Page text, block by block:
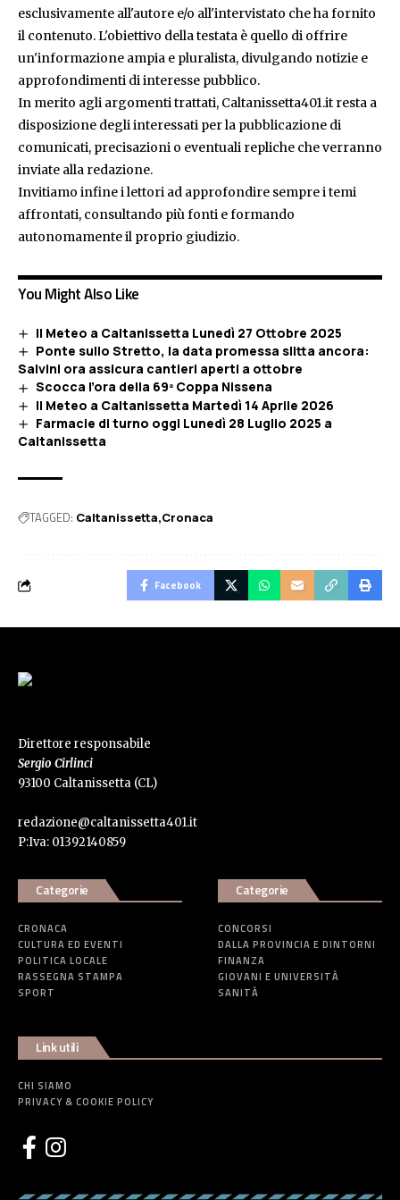
esclusivamente all'autore e/o all'intervistato che ha fornito
il contenuto. L'obiettivo della testata è quello di offrire
un'informazione ampia e pluralista, divulgando notizie e
approfondimenti di interesse pubblico.
In merito agli argomenti trattati, Caltanissetta401.it resta a
disposizione degli interessati per la pubblicazione di
comunicati, precisazioni o eventuali repliche che verranno
inviate alla redazione.
Invitiamo infine i lettori ad approfondire sempre i temi
affrontati, consultando più fonti e formando
autonomamente il proprio giudizio.
You Might Also Like
Il Meteo a Caltanissetta Lunedì 27 Ottobre 2025
Ponte sullo Stretto, la data promessa slitta ancora:
Salvini ora assicura cantieri aperti a ottobre
Scocca l’ora della 69ª Coppa Nissena
Il Meteo a Caltanissetta Martedì 14 Aprile 2026
Farmacie di turno oggi Lunedì 28 Luglio 2025 a
Caltanissetta
TAGGED: Caltanissetta Cronaca
Facebook
Direttore responsabile
Sergio Cirlinci
93100 Caltanissetta (CL)
redazione@caltanissetta401.it
P:Iva: 01392140859
Categorie
CRONACA
CULTURA ED EVENTI
POLITICA LOCALE
RASSEGNA STAMPA
SPORT
Categorie
CONCORSI
DALLA PROVINCIA E DINTORNI
FINANZA
GIOVANI E UNIVERSITÀ
SANITÀ
Link utili
CHI SIAMO
PRIVACY & COOKIE POLICY